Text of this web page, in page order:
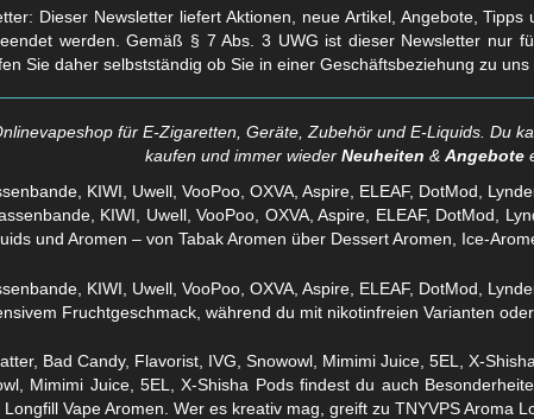
Dieser Newsletter liefert Aktionen, neue Artikel, Angebote,
werden. Gemäß § 7 Abs. 3 UWG ist dieser Newsletter nur
Sie daher selbstständig ob Sie in einer Geschäftsbeziehung zu uns
für E-Zigaretten, Geräte, Zubehör und E-Liquids. Du
kaufen und immer wieder Neuheiten & Angebote
KIWI, Uwell, VooPoo, OXVA, Aspire, ELEAF, DotMod,
und Aromen – von Tabak Aromen über Dessert Aromen, Ice-
Fruchtgeschmack, während du mit nikotinfreien Varianten
Mimimi Juice, 5EL, X-Shisha Pods findest du auch
Vape Aromen. Wer es kreativ mag, greift zu TNYVPS Aroma